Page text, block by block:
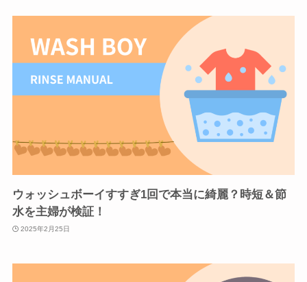
ウォッシュボーイすすぎ1回で本当に綺麗？時短＆節
水を主婦が検証！
2025年2月25日